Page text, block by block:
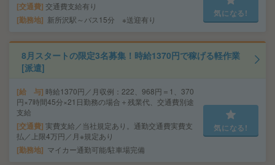
交通費 交通費支給有り
勤務地 新所沢駅～バス15分 ※送迎有り
気になる!
8月スタートの限定3名募集！時給1370円で稼げる軽作業
[派遣]
給 与 時給1370円／月収例：222、968円＝1、370
円×7時間45分×21日勤務の場合＋残業代、交通費別途
支給
交通費 実費支給／当社規定あり。通勤交通費実費支
払／上限4万円／月※規定あり
勤務地 マイカー通勤可能/駐車場完備
気になる!